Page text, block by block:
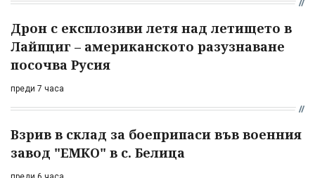
Дрон с експлозиви летя над летището в
Лайпциг – американското разузнаване
посочва Русия
преди 7 часа
Взрив в склад за боеприпаси във военния
завод "ЕМКО" в с. Белица